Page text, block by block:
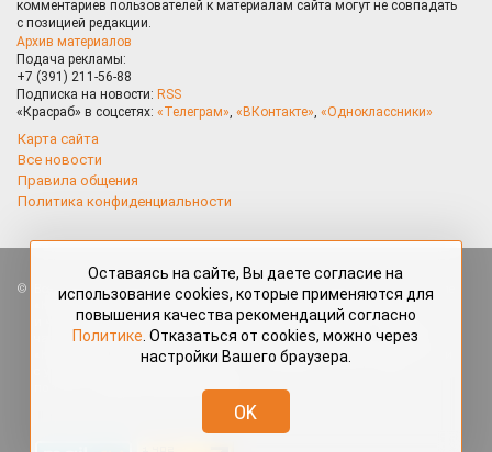
комментариев пользователей к материалам сайта могут не совпадать
с позицией редакции.
Архив материалов
Подача рекламы:
+7 (391) 211-56-88
Подписка на новости: RSS
«Красраб» в соцсетях: «Телеграм», «ВКонтакте», «Одноклассники»
Карта сайта
Все новости
Правила общения
Политика конфиденциальности
Все права защищены. Любые материалы, размещённые на портале
«Красраб.ру» сотрудниками редакции, нештатными авторами
и читателями, являются объектами авторского права. Полное или
частичное использование материалов, размещённых на портале
«Красраб.ру», допускается только с письменного согласия редакции
redaktor@krasrab.krsn.ru.
Оставаясь на сайте, Вы даете согласие на
использование cookies, которые применяются для
повышения качества рекомендаций согласно
Политике . Отказаться от cookies, можно через
настройки Вашего браузера.
OK